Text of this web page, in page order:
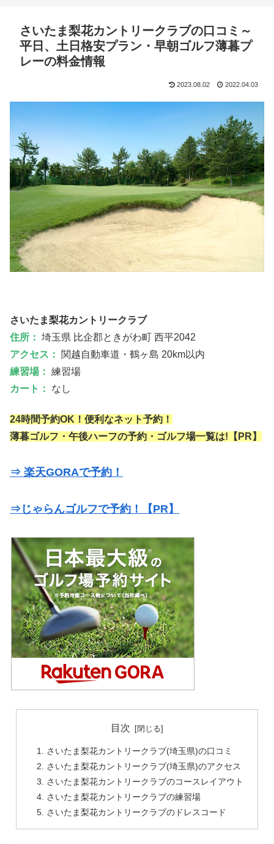
さいたま梨花カントリークラブの口コミ～
平日、土日格安プラン・早朝ゴルフ薄暮プ
レーの料金情報
2023.08.02 2022.04.03
さいたま梨花カントリークラブ
住所： 埼玉県 比企郡ときがわ町 西平2042
アクセス：
関越自動車道・鶴ヶ島 20km以内
練習場： 練習場
カート：
なし
24時間予約OK！便利なネット予約！
薄暮ゴルフ・午後ハーフの予約・ゴルフ場一覧は!【PR】
⇒ 楽天GORAで予約！
⇒じゃらんゴルフで予約！【PR】
目次
さいたま梨花カントリークラブ(埼玉県)の口コミ
さいたま梨花カントリークラブ(埼玉県)のアクセス
さいたま梨花カントリークラブのコースレイアウト
さいたま梨花カントリークラブの練習場
さいたま梨花カントリークラブのドレスコード